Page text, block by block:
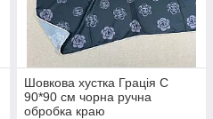
Шовкова хустка Грація С
90*90 см чорна ручна
обробка краю